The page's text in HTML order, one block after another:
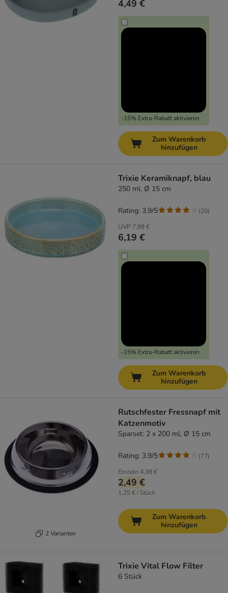
4,49 €
-15% Extra-Rabatt aktivieren
Zum Warenkorb
hinzufügen
Trixie Keramiknapf, blau
250 ml, Ø 15 cm
UVP 7,99 €
6,19 €
-15% Extra-Rabatt aktivieren
Rating: 3.9/5 (20)
Zum Warenkorb
hinzufügen
2 Varianten
Rutschfester Fressnapf mit
Katzenmotiv
Sparset: 2 x 200 ml, Ø 15 cm
Einzeln 4,38 €
2,49 €
1,25 € / Stück
Rating: 3.9/5 (77)
Zum Warenkorb
hinzufügen
Trixie Vital Flow Filter
6 Stück